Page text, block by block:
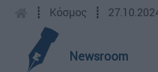
┋ Κόσμος ┋
Newsroom